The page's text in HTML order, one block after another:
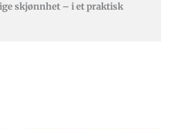
skjønnhet – i et praktisk